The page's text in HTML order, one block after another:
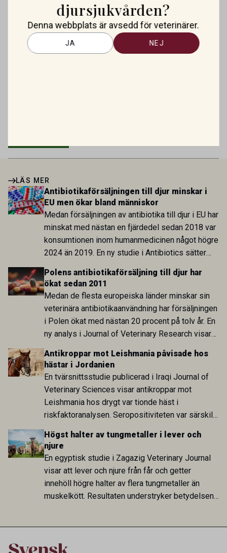
Nytt godkänt läkemedel mot allergisk
dermatit hos hund
LÄS MER
Antibiotikaförsäljningen till djur minskar i
EU men ökar bland människor
Medan försäljningen av antibiotika till djur i EU har
minskat med nästan en fjärdedel sedan 2018 var
konsumtionen inom humanmedicinen något högre
2024 än 2019. En ny studie i Antibiotics sätter
utvecklingen inom de båda sektorerna sida vid
sida och pekar på en obalans i EU:s One Health-
arbete.
Polens antibiotikaförsäljning till djur har
ökat sedan 2011
Medan de flesta europeiska länder minskar sin
veterinära antibiotikaanvändning har försäljningen
i Polen ökat med nästan 20 procent på tolv år. En
ny analys i Journal of Veterinary Research visar
att skillnaden mot lågförbrukarländer som
Sverige är fortsatt stor.
Antikroppar mot Leishmania påvisade hos
hästar i Jordanien
En tvärsnittsstudie publicerad i Iraqi Journal of
Veterinary Sciences visar antikroppar mot
Leishmania hos drygt var tionde häst i
riskfaktoranalysen. Seropositiviteten var särskilt
hög i Zarqa och statistiskt kopplad till bland
annat stallhållning. Resultaten visar att hästarna
har exponerats för parasiten – men inte att de
fungerar som reservoarer eller bidrar till
smittspridning.
Högst halter av tungmetaller i lever och
njure
En egyptisk studie i Zagazig Veterinary Journal
visar att lever och njure från får och getter
innehöll högre halter av flera tungmetaller än
muskelkött. Resultaten understryker betydelsen
djursjukvården?
Denna webbplats är avsedd för veterinärer.
JA NEJ